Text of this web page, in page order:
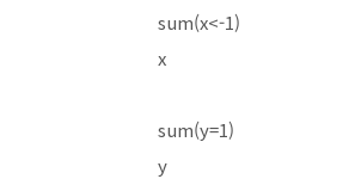
sum(x<-1)
x
sum(y=1)
y